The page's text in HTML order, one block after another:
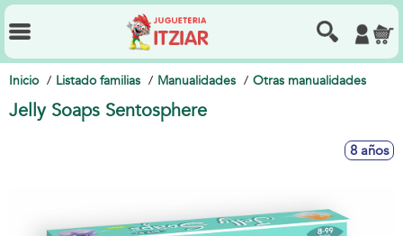
Inicio Listado familias Manualidades Otras manualidades
Jelly Soaps Sentosphere
8 años